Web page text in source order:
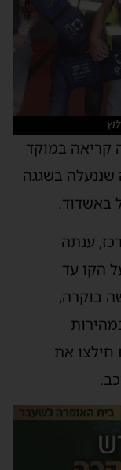
15:01 התקבלה קריאה במוקד
שננעלה בשגגה
באשדוד.
ענתה
הקו עד
בוקרה,
חילצו את